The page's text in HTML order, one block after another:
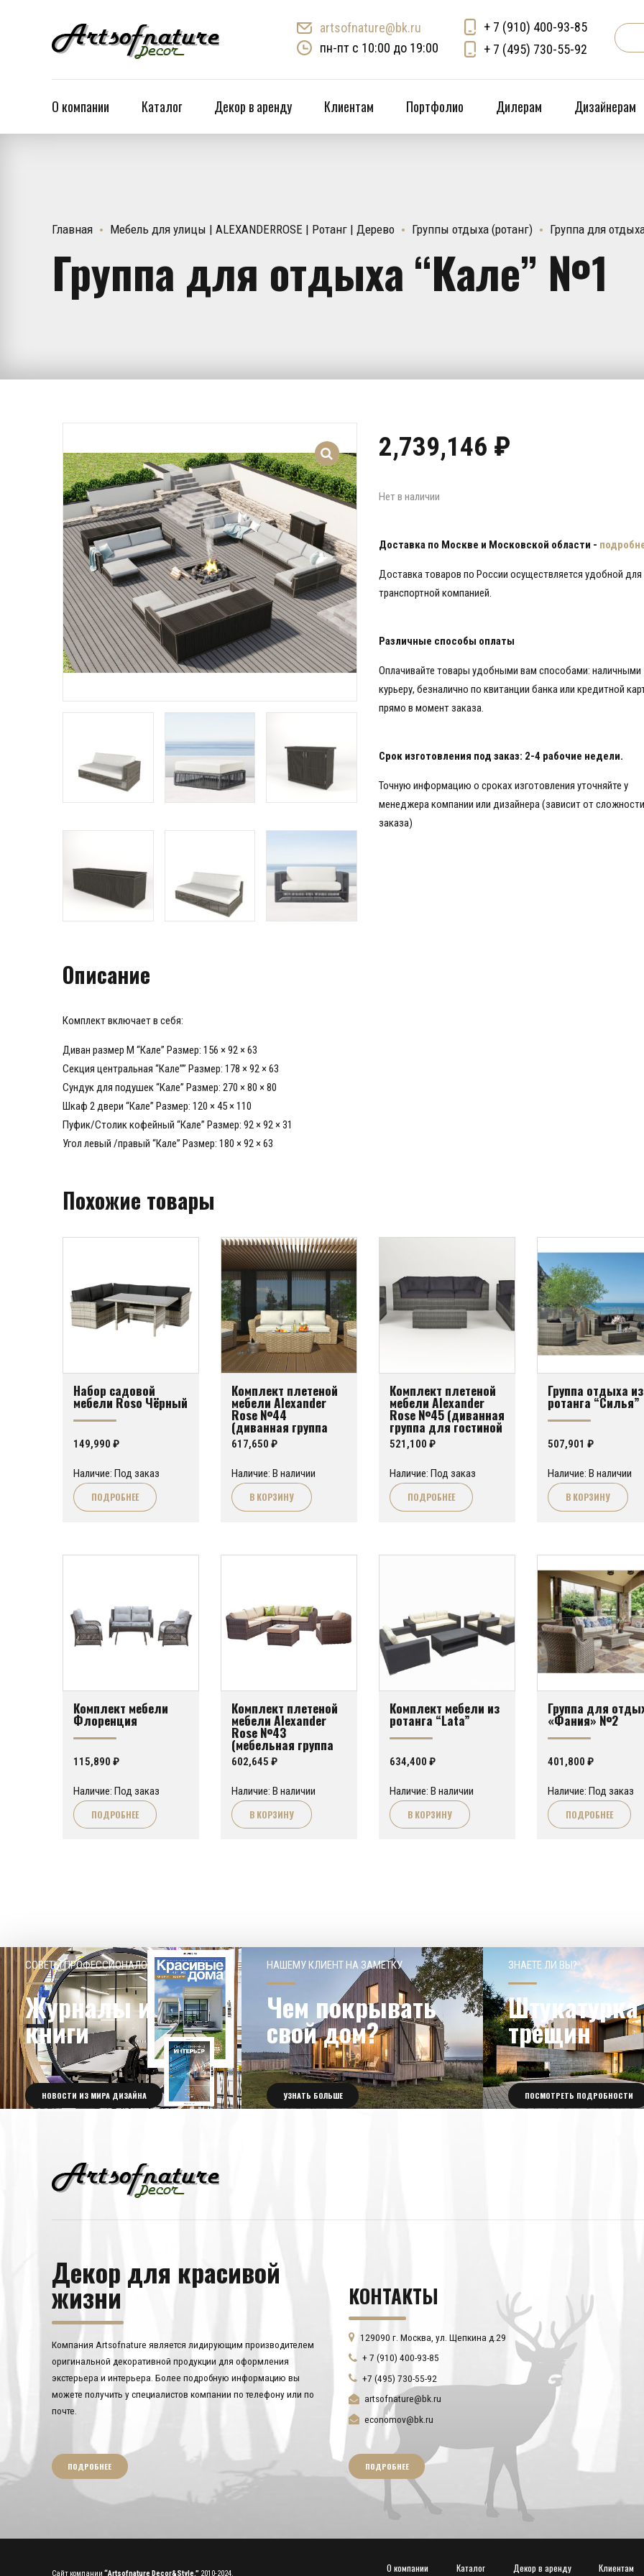
artsofnature@bk.ru
пн-пт с 10:00 до 19:00
+ 7 (910) 400-93-85
+ 7 (495) 730-55-92
О компании Каталог Декор в аренду Клиентам Портфолио Дилерам Дизайнерам
Главная Мебель для улицы | ALEXANDERROSE | Ротанг | Дерево Группы отдыха (ротанг) Группа для
Группа для отдыха “Кале” №1
2,739,146 ₽
Нет в наличии
Доставка по Москве и Московской области -
Доставка товаров по России осуществляется удобной для
транспортной компанией.
Различные способы оплаты
Оплачивайте товары удобными вам способами: наличными
курьеру, безналично по квитанции банка или кредитной
прямо в момент заказа.
Срок изготовления под заказ: 2-4 рабочие недели.
Точную информацию о сроках изготовления уточняйте у
менеджера компании или дизайнера (зависит от сложности
заказа)
Описание
Комплект включает в себя:
Диван размер М “Кале” Размер: 156 × 92 × 63
Секция центральная “Кале”” Размер: 178 × 92 × 63
Сундук для подушек “Кале” Размер: 270 × 80 × 80
Шкаф 2 двери “Кале” Размер: 120 × 45 × 110
Пуфик/Столик кофейный “Кале” Размер: 92 × 92 × 31
Угол левый /правый “Кале” Размер: 180 × 92 × 63
Похожие товары
Набор садовой
мебели Roso Чёрный
149,990 ₽
Наличие: Под заказ
ПОДРОБНЕЕ
Комплект плетеной
мебели Alexander
Rose №44
(диванная группа
для гостиной и
обеденной зоны)
617,650 ₽
Наличие: В наличии
В КОРЗИНУ
Комплект плетеной
мебели Alexander
Rose №45 (диванная
группа для гостиной
и террасы)
521,100 ₽
Наличие: Под заказ
ПОДРОБНЕЕ
Группа отдыха из
ротанга “Силья”
507,901 ₽
Наличие: В наличии
В КОРЗИНУ
Комплект мебели
Флоренция
115,890 ₽
Наличие: Под заказ
ПОДРОБНЕЕ
Комплект плетеной
мебели Alexander
Rose №43
(мебельная группа
для гостиной или
террасы)
602,645 ₽
Наличие: В наличии
В КОРЗИНУ
Комплект мебели из
ротанга “Lata”
634,400 ₽
Наличие: В наличии
В КОРЗИНУ
Группа для
«Фания» №2
401,800 ₽
Наличие: Под заказ
ПОДРОБНЕЕ
СОВЕТЫ ПРОФЕССИОНАЛОВ
Журналы и
книги
НОВОСТИ ИЗ МИРА ДИЗАЙНА
НАШЕМУ КЛИЕНТ НА ЗАМЕТКУ
Чем покрывать
свой дом?
УЗНАТЬ БОЛЬШЕ
ЗНАЕТЕ ЛИ ВЫ?
трещин
ПОСМОТРЕТЬ ПОДРОБНОСТИ
Декор для красивой
жизни
Компания Artsofnature является лидирующим производителем
оригинальной декоративной продукции для оформления
экстерьера и интерьера. Более подробную информацию вы
можете получить у специалистов компании по телефону или по
почте.
ПОДРОБНЕЕ
КОНТАКТЫ
129090 г. Москва, ул. Щепкина д.29
+ 7 (910) 400-93-85
+7 (495) 730-55-92
artsofnature@bk.ru
economov@bk.ru
ПОДРОБНЕЕ
Сайт компании “Artsofnature Decor&Style.” 2010-2024. О компании Каталог Декор в аренду Клиентам